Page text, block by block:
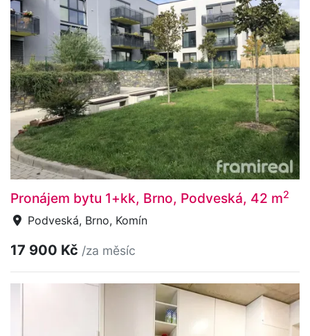
Pronájem bytu 1+kk, Brno, Podveská, 42 m2
Podveská, Brno, Komín
17 900 Kč /za měsíc